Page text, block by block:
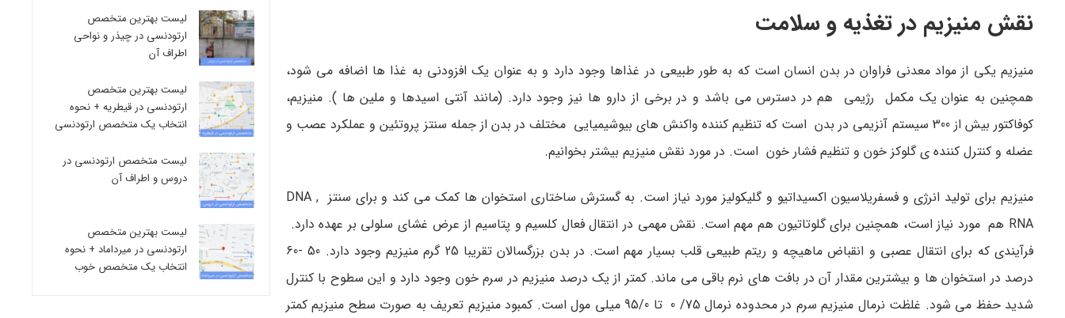
نقش منیزیم در تغذیه و سلامت
منیزیم یکی از مواد معدنی فراوان در بدن انسان است که به طور طبیعی در غذاها وجود دارد و به عنوان یک افزودنی به غذا ها اضافه می شود،
همچنین به عنوان یک مکمل رژیمی هم در دسترس می باشد و در برخی از دارو ها نیز وجود دارد. (مانند آنتی اسیدها و ملین ها ). منیزیم،
کوفاکتور بیش از 300 سیستم آنزیمی در بدن است که تنظیم کننده واکنش های بیوشیمیایی مختلف در بدن از جمله سنتز پروتئین و عملکرد عصب و
عضله و کنترل کننده ی گلوکز خون و تنظیم فشار خون است. در مورد نقش منیزیم بیشتر بخوانیم.
منیزیم برای تولید انرژی و فسفریلاسیون اکسیداتیو و گلیکولیز مورد نیاز است. به گسترش ساختاری استخوان ها کمک می کند و برای سنتز DNA ,
RNAهم مورد نیاز است، همچنین برای گلوتاتیون هم مهم است. نقش مهمی در انتقال فعال کلسیم و پتاسیم از عرض غشای سلولی بر عهده دارد.
فرآیندی که برای انتقال عصبی و انقباض ماهیچه و ریتم طبیعی قلب بسیار مهم است. در بدن بزرگسالان تقریبا 25 گرم منیزیم وجود دارد. 50 -60
درصد در استخوان ها و بیشترین مقدار آن در بافت های نرم باقی می ماند. کمتر از یک درصد منیزیم در سرم خون وجود دارد و این سطوح با کنترل
شدید حفظ می شود. غلظت نرمال منیزیم سرم در محدوده نرمال 75/ 0 تا 95/0 میلی مول است. کمبود منیزیم تعریف به صورت سطح منیزیم کمتر
لیست بهترین متخصص
ارتودنسی در چیذر و نواحی
اطراف آن
لیست بهترین متخصص
ارتودنسی در قیطریه + نحوه
انتخاب یک متخصص ارتودنسی
لیست متخصص ارتودنسی در
دروس و اطراف آن
لیست بهترین متخصص
ارتودنسی در میرداماد + نحوه
انتخاب یک متخصص خوب